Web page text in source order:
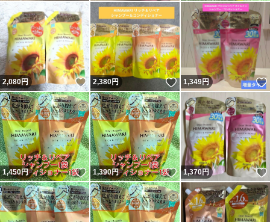
2,080円 いいね！
2,380円 いいね！
1,349円
1,450円 いいね！
1,390円 いいね！
1,370円